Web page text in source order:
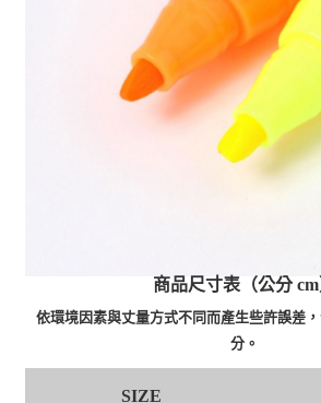
商品尺寸表（公分 cm
依環境因素與丈量方式不同而產生些許誤差
分。
SIZE